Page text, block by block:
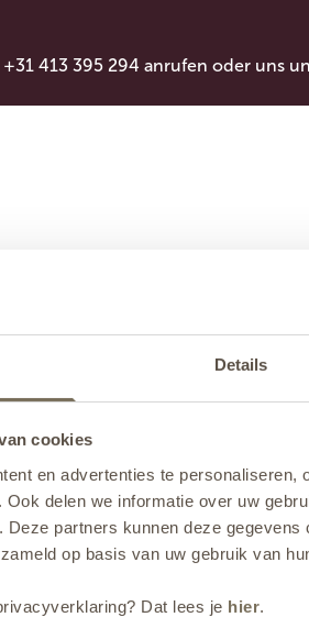
Details
cookies
en advertenties te
delen we informatie over uw
Deze partners kunnen deze
op basis van uw gebruik van
Dat lees je hier.
413 395 294 anrufen oder uns